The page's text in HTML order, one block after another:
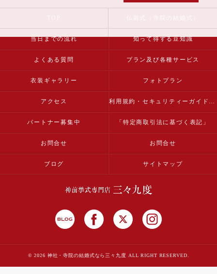
当日までの流れ 知って得する豆知識
よくある質問 プラン及び各種サービス
衣装ギャラリー フォトプラン
アクセス 利用規約・セキュリティーガイドライン
パートナー募集中 「特定商取引法に基づく表記」
お問合せ お問合せ
ブログ サイトマップ
© 2026 神社・寺院の結婚式なら三々九度 ALL RIGHT RESERVED.